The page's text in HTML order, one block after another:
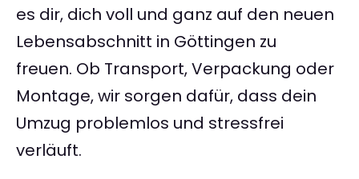
es dir, dich voll und ganz auf den neuen
Lebensabschnitt in Göttingen zu
freuen. Ob Transport, Verpackung oder
Montage, wir sorgen dafür, dass dein
Umzug problemlos und stressfrei
verläuft.